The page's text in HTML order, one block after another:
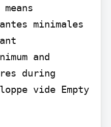
minimales
and
during
vide Empty